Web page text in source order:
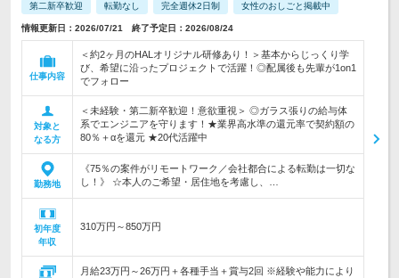
第二新卒歓迎 転勤なし 完全週休2日制 女性のおしごと掲載中
情報更新日：2026/07/21 終了予定日：2026/08/24
仕事内容
＜約2ヶ月のHALオリジナル研修あり！＞基本からじっくり学
び、希望に沿ったプロジェクトで活躍！◎配属後も先輩が1on1
でフォロー
対象と
なる方
＜未経験・第二新卒歓迎！意欲重視＞ ◎ガラス張りの給与体
系でエンジニアを守ります！★業界高水準の還元率で契約額の
80％＋αを還元 ★20代活躍中
勤務地
《75％の案件がリモートワーク／会社都合による転勤は一切な
し！》 ☆本人のご希望・居住地を考慮し、…
初年度
年収
310万円～850万円
月給23万円～26万円＋各種手当＋賞与2回 ※経験や能力により